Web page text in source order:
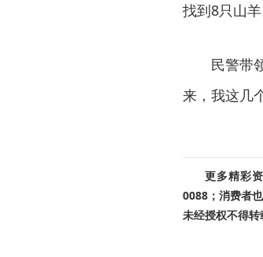
找到8只山羊
民警带
来，我这几
更多精彩
0088；消费者
未经授权不得